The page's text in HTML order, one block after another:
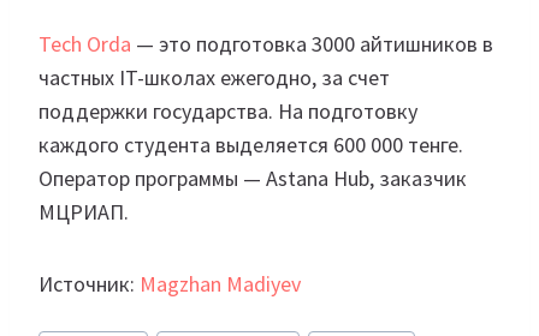
Tech Orda — это подготовка 3000 айтишников в
частных IT-школах ежегодно, за счет
поддержки государства. На подготовку
каждого студента выделяется 600 000 тенге.
Оператор программы — Astana Hub, заказчик
МЦРИАП.
Источник: Magzhan Madiyev